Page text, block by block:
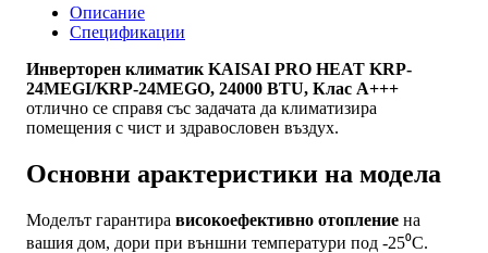
Описание
Спецификации
Инверторен климатик KAISAI PRO HEAT KRP-
24MEGI/KRP-24MEGO, 24000 BTU, Клас A+++
отлично се справя със задачата да климатизира
помещения с чист и здравословен въздух.
Основни арактеристики на модела
Моделът гарантира високоефективно отопление на
вашия дом, дори при външни температури под -25⁰С.